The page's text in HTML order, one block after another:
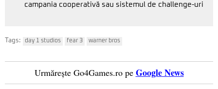
campania cooperativă sau sistemul de challenge-uri
Tags: day 1 studios fear 3 warner bros
Urmărește Go4Games.ro pe Google News